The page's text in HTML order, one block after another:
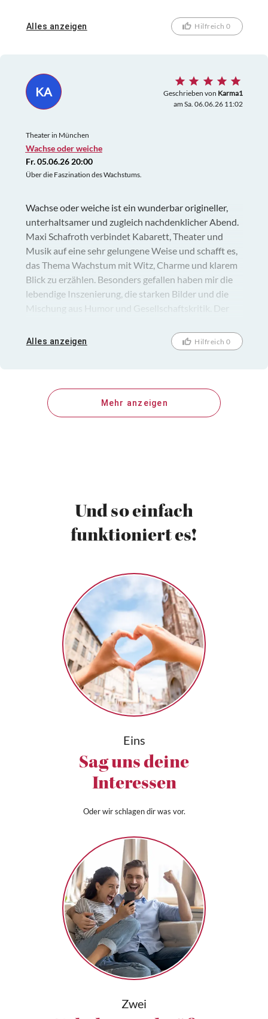
im Gedächtnis. Für mich eine klare Empfehlung für
alle, die intelligentes, modernes Theater mit
Alles anzeigen Hilfreich 0
KA Geschrieben von Karma1
am Sa. 06.06.26 11:02
Theater in München
Wachse oder weiche
Fr. 05.06.26 20:00
Über die Faszination des Wachstums.
Wachse oder weiche ist ein wunderbar origineller,
unterhaltsamer und zugleich nachdenklicher Abend.
Maxi Schafroth verbindet Kabarett, Theater und
Musik auf eine sehr gelungene Weise und schafft es,
das Thema Wachstum mit Witz, Charme und klarem
Blick zu erzählen. Besonders gefallen haben mir die
lebendige Inszenierung, die starken Bilder und die
Mischung aus Humor und Gesellschaftskritik. Der
im Gedächtnis. Für mich eine klare Empfehlung für
alle, die intelligentes, modernes Theater mit
Alles anzeigen Hilfreich 0
Mehr anzeigen
Und so einfach
funktioniert es!
Eins
Sag uns deine
Interessen
Oder wir schlagen dir was vor.
Zwei